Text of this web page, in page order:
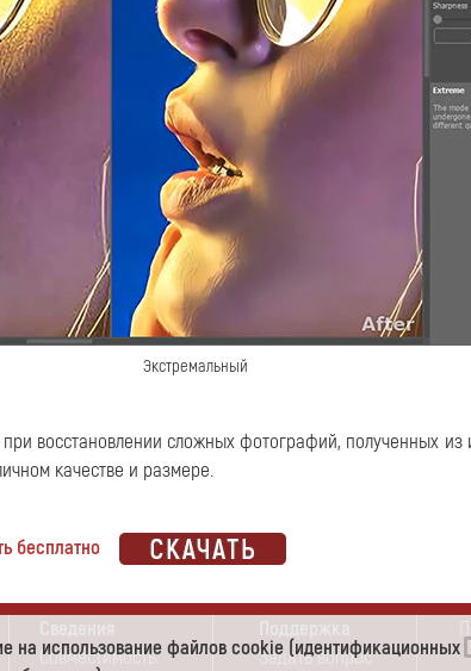
на использование файлов cookie (идентификационных
Экстремальный
восстановлении сложных фотографий, полученных из
качестве и размере.
бесплатно
Совместимость
Задать вопрос